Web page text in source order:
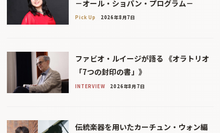
－オール・ショパン・プログラム－
Pick Up 2026年8月7日
ファビオ・ルイージが語る 《オラトリオ
「7つの封印の書」》
INTERVIEW 2026年8月7日
伝統楽器を用いたカーチュン・ウォン編